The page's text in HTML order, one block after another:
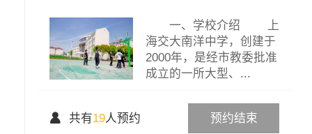
一、学校介绍 上
海交大南洋中学，创建于
2000年，是经市教委批准
成立的一所大型、...
预约结束
 共有19人预约